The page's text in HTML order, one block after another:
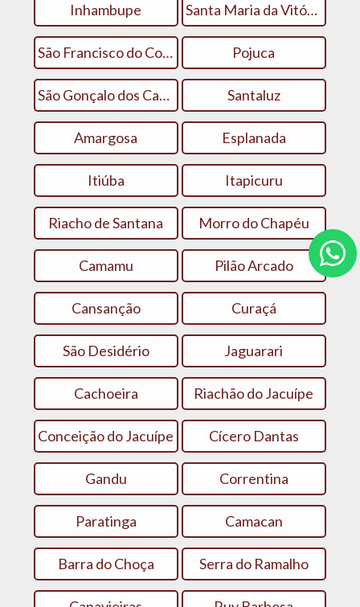
Inhambupe Santa Maria da Vitória
São Francisco do Conde Pojuca
São Gonçalo dos Campos Santaluz
Amargosa Esplanada
Itiúba Itapicuru
Riacho de Santana Morro do Chapéu
Camamu Pilão Arcado
Cansanção Curaçá
São Desidério Jaguarari
Cachoeira Riachão do Jacuípe
Conceição do Jacuípe Cícero Dantas
Gandu Correntina
Paratinga Camacan
Barra do Choça Serra do Ramalho